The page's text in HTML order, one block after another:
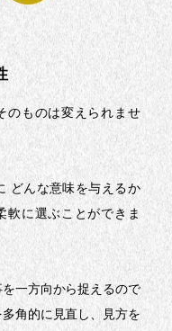
のものは変えられませ
どんな意味を与えるか
軟に選ぶことができま
一方向から捉えるので
角的に見直し、見方を